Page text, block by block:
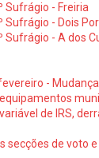
Sufrágio - Freiria
Sufrágio - Dois
Sufrágio - A dos
-
de IRS,
secções de voto